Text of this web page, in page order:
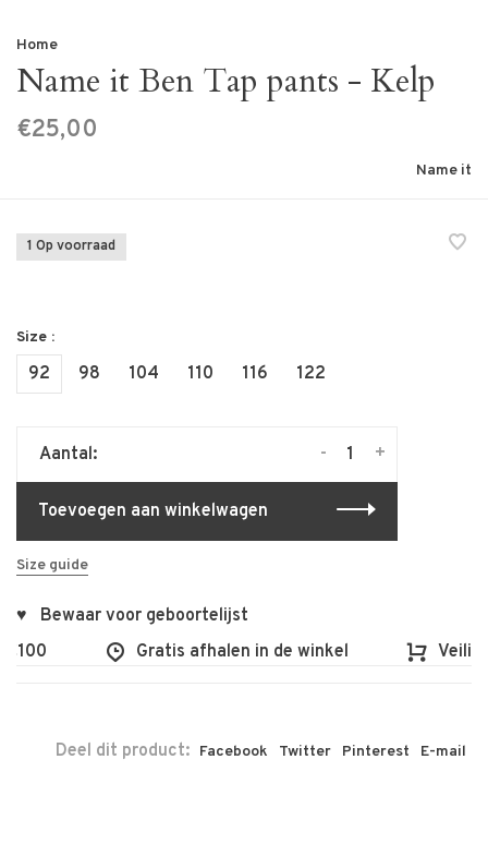
Home
Name it Ben Tap pants - Kelp
€25,00
Name it
1 Op voorraad
Size :
92 98 104 110 116 122
Aantal: +
-
Toevoegen aan winkelwagen
Size guide
♥ Bewaar voor geboortelijst
Gratis afhalen in de winkel Veilig
Deel dit product: Facebook Twitter Pinterest E-mail